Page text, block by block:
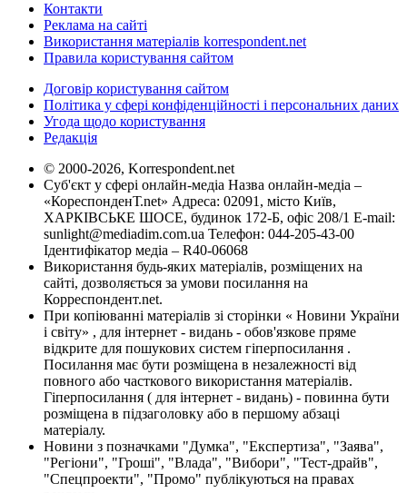
Контакти
Реклама на сайті
Використання матеріалів korrespondent.net
Правила користування сайтом
Договір користування сайтом
Політика у сфері конфіденційності і персональних даних
Угода щодо користування
Редакція
© 2000-2026, Korrespondent.net
Суб'єкт у сфері онлайн-медіа Назва онлайн-медіа –
«КореспонденТ.net» Адреса: 02091, місто Київ,
ХАРКІВСЬКЕ ШОСЕ, будинок 172-Б, офіс 208/1 E-mail:
sunlight@mediadim.com.ua Телефон: 044-205-43-00
Ідентифікатор медіа – R40-06068
Використання будь-яких матеріалів, розміщених на
сайті, дозволяється за умови посилання на
Корреспондент.net.
При копіюванні матеріалів зі сторінки « Новини України
і світу» , для інтернет - видань - обов'язкове пряме
відкрите для пошукових систем гіперпосилання .
Посилання має бути розміщена в незалежності від
повного або часткового використання матеріалів.
Гіперпосилання ( для інтернет - видань) - повинна бути
розміщена в підзаголовку або в першому абзаці
матеріалу.
Новини з позначками "Думка", "Експертиза", "Заява",
"Регіони", "Гроші", "Влада", "Вибори", "Тест-драйв",
"Спецпроекти", "Промо" публікуються на правах